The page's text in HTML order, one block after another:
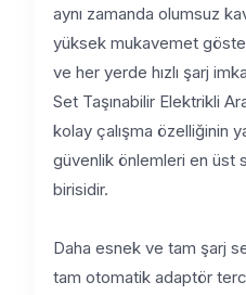
aynı zamanda olumsuz
yüksek mukavemet
ve her yerde hızlı şarj
Set Taşınabilir Elektrikli
kolay çalışma özelliğinin
güvenlik önlemleri en üst
birisidir.
Daha esnek ve tam şarj
tam otomatik adaptör